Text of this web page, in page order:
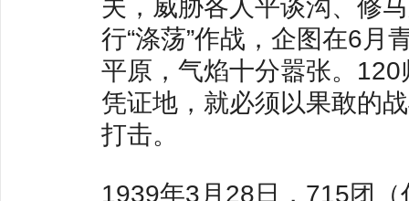
夫，威胁各人平谈沟、修
行“涤荡”作战，企图在6月
平原，气焰十分嚣张。
凭证地，就必须以果敢的
打击。
1939年3月28日，715团（